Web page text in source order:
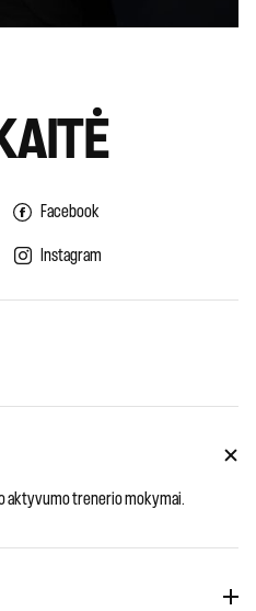
Facebook
Instagram
aktyvumo trenerio mokymai.